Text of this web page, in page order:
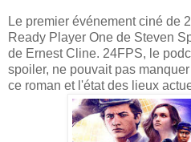
Le premier événement ciné de
Ready Player One de Steven
de Ernest Cline. 24FPS, le
spoiler, ne pouvait pas
ce roman et l'état des lieux